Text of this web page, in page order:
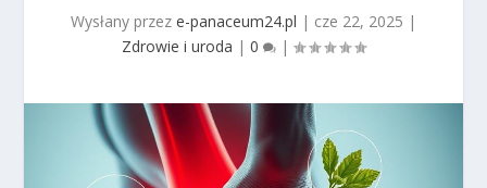
Wysłany przez e-panaceum24.pl | cze 22, 2025 |
Zdrowie i uroda | 0 |